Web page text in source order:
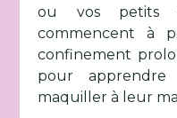
ou vos petits
commencent à
confinement
pour
maquiller à leur